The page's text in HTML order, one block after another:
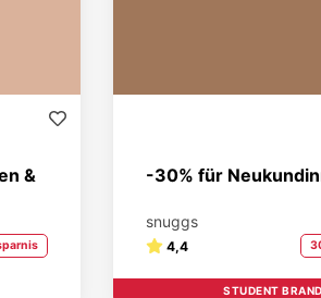
&
-30% für
snuggs
4,4
STUDENT BRAND